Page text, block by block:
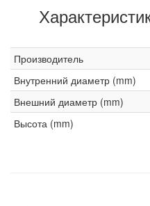
Производитель
Внутренний диаметр (mm)
Внешний диаметр (mm)
Высота (mm)